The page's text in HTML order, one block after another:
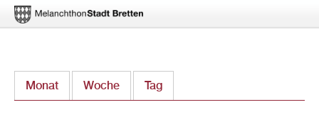
zum
Monat Woche Tag